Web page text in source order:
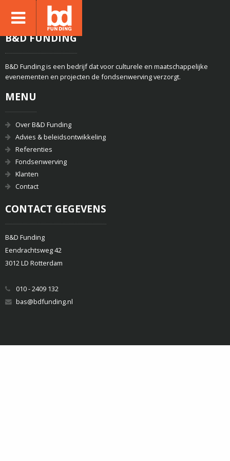
B&D FUNDING
B&D Funding is een bedrijf dat voor culturele en maatschappelijke
evenementen en projecten de fondsenwerving verzorgt.
MENU
Over B&D Funding
Advies & beleidsontwikkeling
Referenties
Fondsenwerving
Klanten
Contact
CONTACT GEGEVENS
B&D Funding
Eendrachtsweg 42
3012 LD Rotterdam
010 - 2409 132
bas@bdfunding.nl